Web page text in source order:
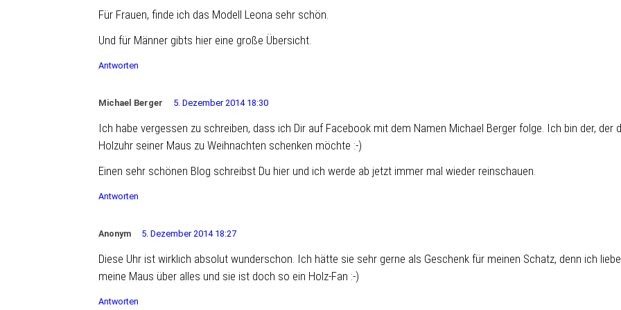
Für Frauen, finde ich das Modell Leona sehr schön.
Und für Männer gibts hier eine große Übersicht.
Antworten
Michael Berger 5. Dezember 2014 18:30
Ich habe vergessen zu schreiben, dass ich Dir auf Facebook mit dem Namen Michael Berger folge. Ich bin der, der
Holzuhr seiner Maus zu Weihnachten schenken möchte :-)
Einen sehr schönen Blog schreibst Du hier und ich werde ab jetzt immer mal wieder reinschauen.
Antworten
Anonym 5. Dezember 2014 18:27
Diese Uhr ist wirklich absolut wunderschon. Ich hätte sie sehr gerne als Geschenk für meinen Schatz, denn ich liebe
meine Maus über alles und sie ist doch so ein Holz-Fan :-)
Antworten